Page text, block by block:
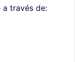
a través de: